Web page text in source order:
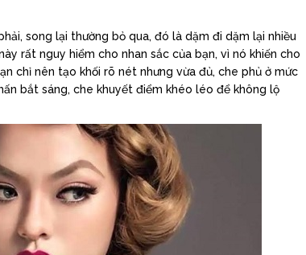
song lại thường bỏ qua, đó là dặm đi dặm lại nhiều
rất nguy hiểm cho nhan sắc của bạn, vì nó khiến cho
chỉ nên tạo khối rõ nét nhưng vừa đủ, che phủ ở mức
bắt sáng, che khuyết điểm khéo léo để không lộ